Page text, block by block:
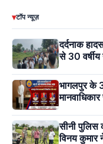
▾टॉप न्यूज़
दर्दनाक
से 30
भागलपुर के 3
सीनी पुलिस
विनय कुमार